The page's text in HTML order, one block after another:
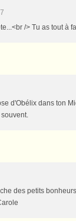
/> Tu as tout à
d'Obélix dans ton
des petits